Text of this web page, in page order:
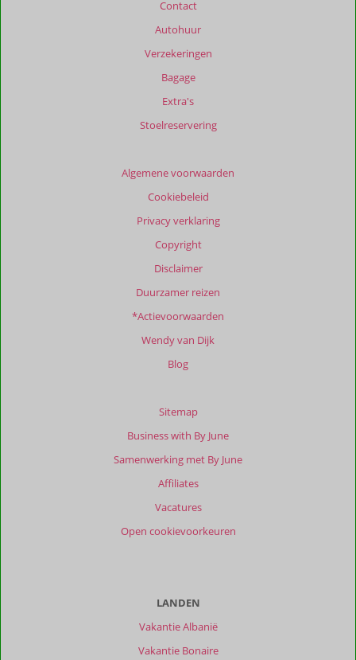
Contact
Autohuur
Verzekeringen
Bagage
Extra's
Stoelreservering
Algemene voorwaarden
Cookiebeleid
Privacy verklaring
Copyright
Disclaimer
Duurzamer reizen
*Actievoorwaarden
Wendy van Dijk
Blog
Sitemap
Business with By June
Samenwerking met By June
Affiliates
Vacatures
Open cookievoorkeuren
LANDEN
Vakantie Albanië
Vakantie Bonaire